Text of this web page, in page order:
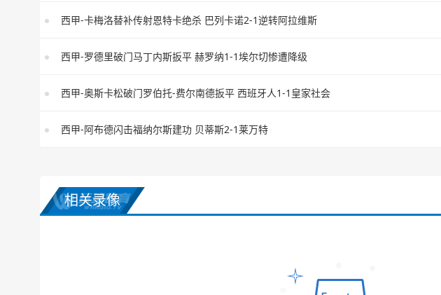
西甲-卡梅洛替补传射恩特卡绝杀 巴列卡诺2-1逆转阿拉维斯
西甲-罗德里破门马丁内斯扳平 赫罗纳1-1埃尔切惨遭降级
西甲-奥斯卡松破门罗伯托-费尔南德扳平 西班牙人1-1皇家社会
西甲-阿布德闪击福纳尔斯建功 贝蒂斯2-1莱万特
相关录像